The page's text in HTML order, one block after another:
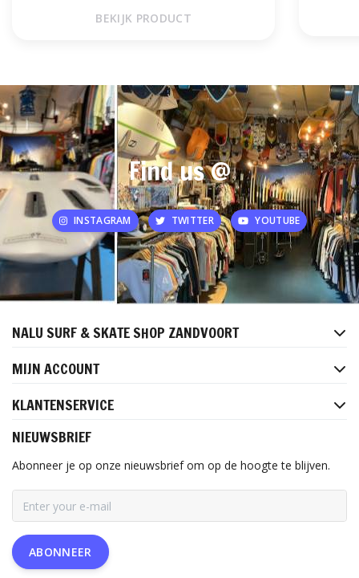
BEKIJK PRODUCT
Find us @
INSTAGRAM TWITTER YOUTUBE
NALU SURF & SKATE SHOP ZANDVOORT
MIJN ACCOUNT
KLANTENSERVICE
NIEUWSBRIEF
Abonneer je op onze nieuwsbrief om op de hoogte te blijven.
ABONNEER